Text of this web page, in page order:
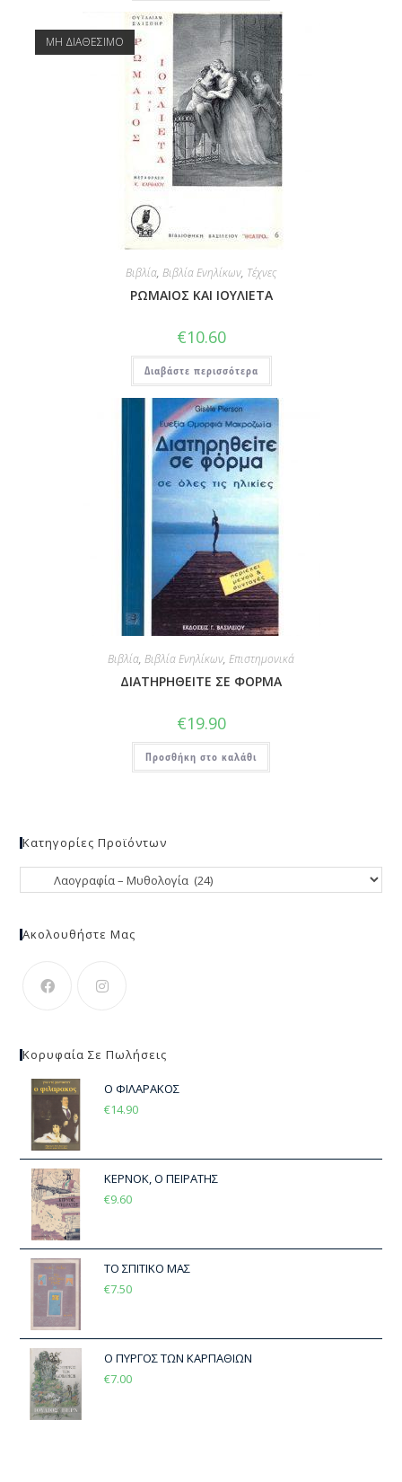
ΜΗ ΔΙΑΘΕΣΙΜΟ
Βιβλία, Βιβλία Ενηλίκων, Τέχνες
ΡΩΜΑΙΟΣ ΚΑΙ ΙΟΥΛΙΕΤΑ
€10.60
Διαβάστε περισσότερα
Βιβλία, Βιβλία Ενηλίκων, Επιστημονικά
ΔΙΑΤΗΡΗΘΕΙΤΕ ΣΕ ΦΟΡΜΑ
€19.90
Προσθήκη στο καλάθι
Κατηγορίες Προϊόντων
Ακολουθήστε Μας
Κορυφαία Σε Πωλήσεις
Ο ΦΙΛΑΡΑΚΟΣ
€14.90
ΚΕΡΝΟΚ, Ο ΠΕΙΡΑΤΗΣ
€9.60
ΤΟ ΣΠΙΤΙΚΟ ΜΑΣ
€7.50
Ο ΠΥΡΓΟΣ ΤΩΝ ΚΑΡΠΑΘΙΩΝ
€7.00